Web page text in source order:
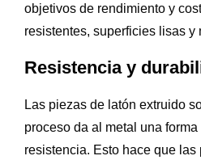
objetivos de rendimiento y
resistentes, superficies lisas y
Resistencia y
Las piezas de latón extruido
proceso da al metal una
resistencia. Esto hace que las